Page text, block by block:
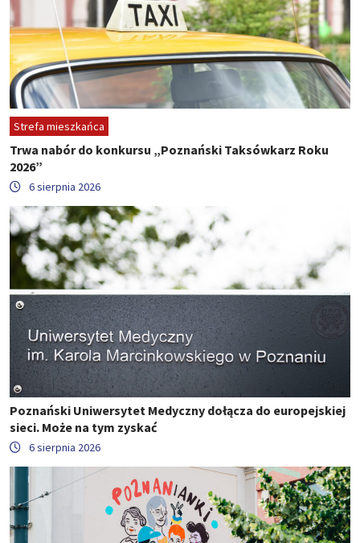
Strefa mieszkańca
Trwa nabór do konkursu „Poznański Taksówkarz Roku
2026”
6 sierpnia 2026
Poznański Uniwersytet Medyczny dołącza do europejskiej
sieci. Może na tym zyskać
6 sierpnia 2026